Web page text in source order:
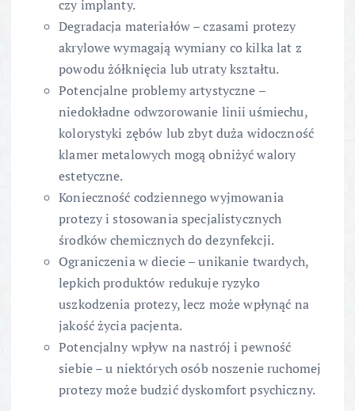
czy implanty.
Degradacja materiałów – czasami protezy
akrylowe wymagają wymiany co kilka lat z
powodu żółknięcia lub utraty kształtu.
Potencjalne problemy artystyczne –
niedokładne odwzorowanie linii uśmiechu,
kolorystyki zębów lub zbyt duża widoczność
klamer metalowych mogą obniżyć walory
estetyczne.
Konieczność codziennego wyjmowania
protezy i stosowania specjalistycznych
środków chemicznych do dezynfekcji.
Ograniczenia w diecie – unikanie twardych,
lepkich produktów redukuje ryzyko
uszkodzenia protezy, lecz może wpłynąć na
jakość życia pacjenta.
Potencjalny wpływ na nastrój i pewność
siebie – u niektórych osób noszenie ruchomej
protezy może budzić dyskomfort psychiczny.